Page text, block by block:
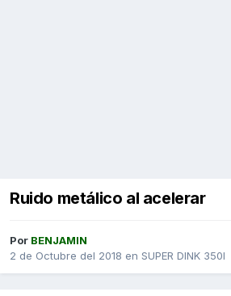
Ruido metálico al acelerar
Por BENJAMIN
2 de Octubre del 2018 en SUPER DINK 350I